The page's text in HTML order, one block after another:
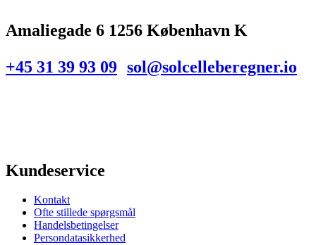
Amaliegade 6 1256 København K
+45 31 39 93 09 sol@solcelleberegner.io
Kundeservice
Kontakt
Ofte stillede spørgsmål
Handelsbetingelser
Persondatasikkerhed